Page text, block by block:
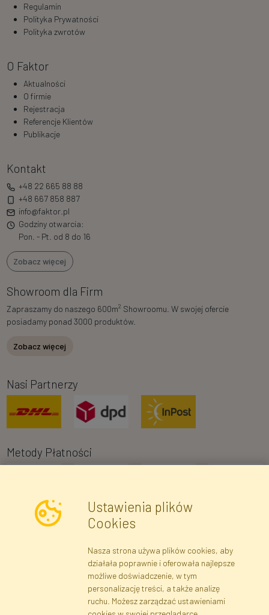
Regulamin
Polityka Prywatności
Polityka zwrotów
O Faktor
Aktualności
O firmie
Rejestracja
Referencje Klientów
Publikacje
Kontakt
+48 22 665 88 88
+48 667 858 887
info@faktor.pl
Godziny otwarcia:
Pon. - Pt. od 8 do 16
Zobacz więcej
Showroom dla Firm
Zapraszamy do naszego 600m2 Showroomu. W swojej ofercie
posiadamy ponad 3000 produktów.
Zobacz więcej
Nasi Partnerzy
Metody Płatności
Zapisz się
Ustawienia plików
Cookies
Nasza strona używa plików cookies, aby
działała poprawnie i oferowała najlepsze
możliwe doświadczenie, w tym
personalizację treści, a także analizę
ruchu. Możesz zarządzać ustawieniami